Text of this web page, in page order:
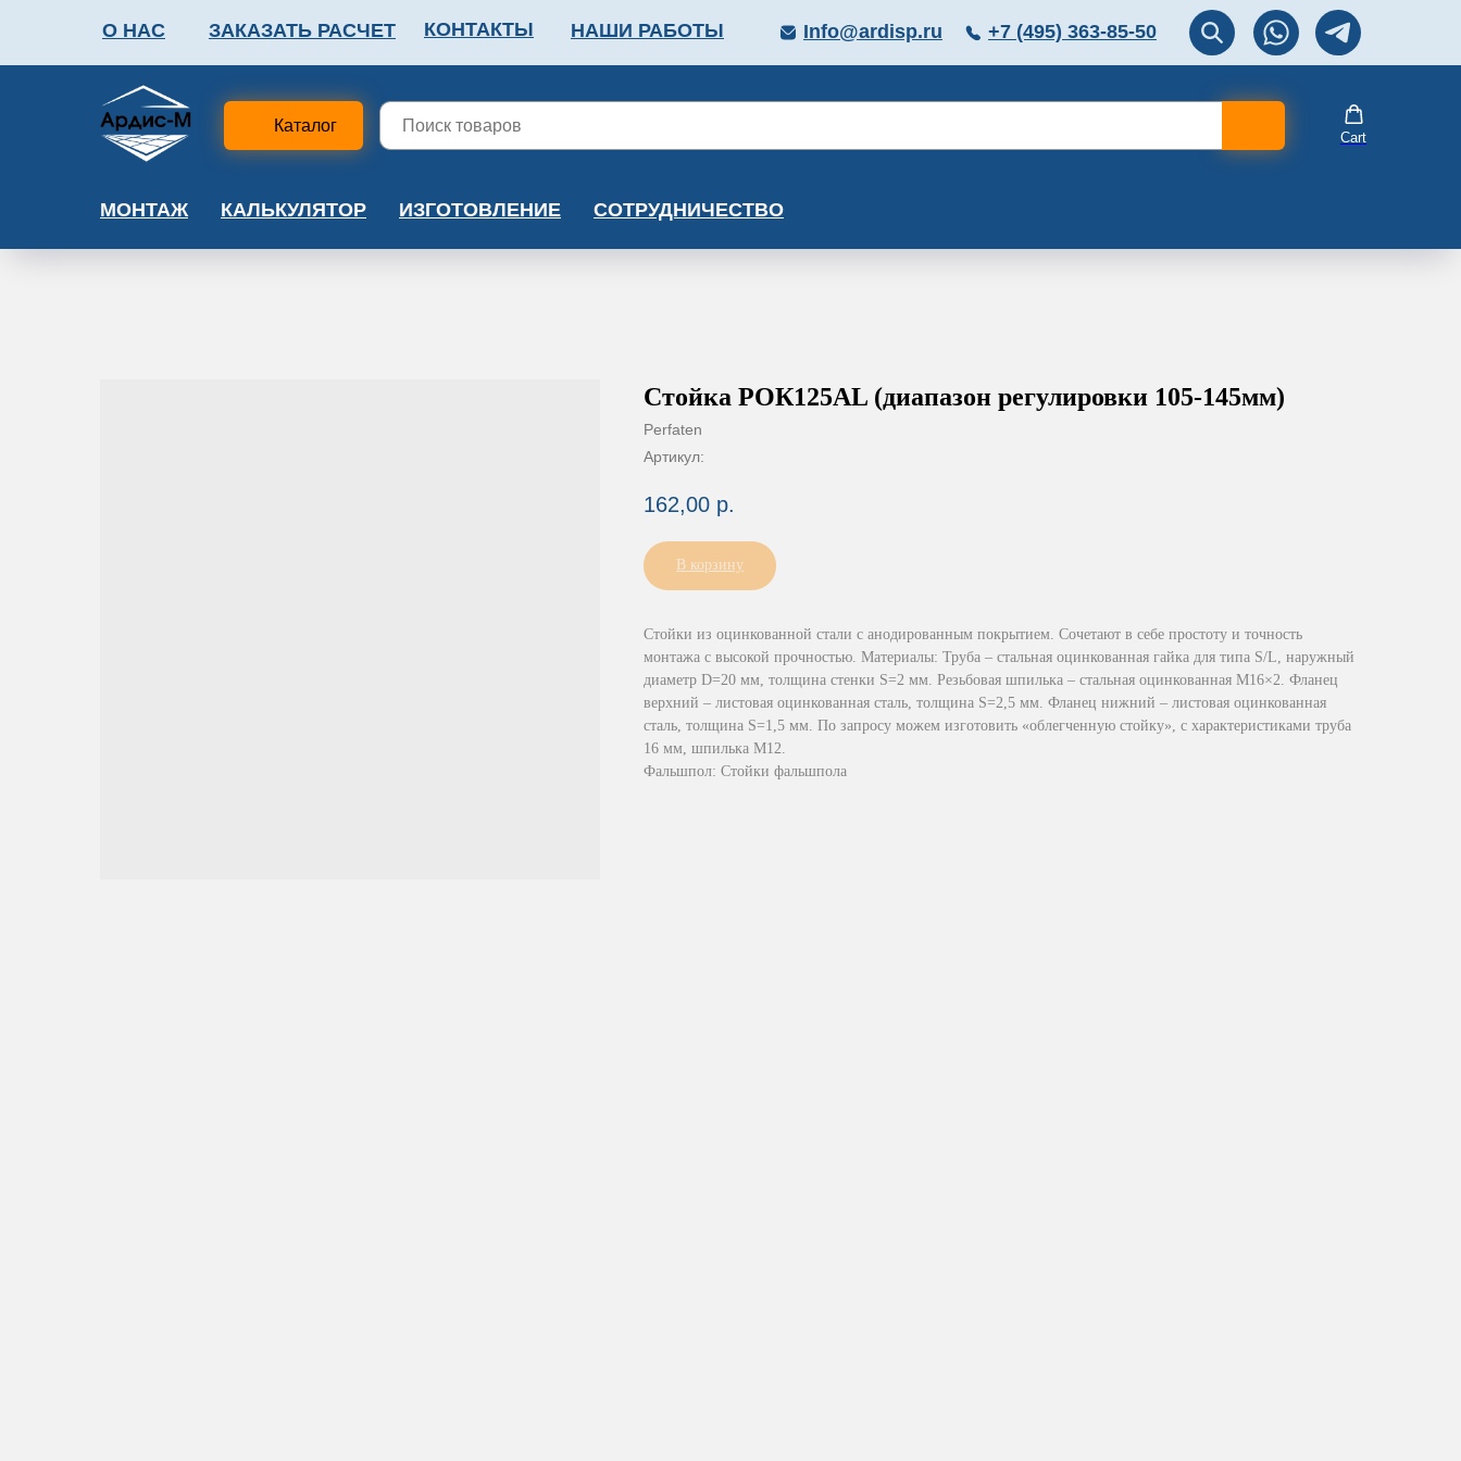
Перезвоните мне!
О НАС ЗАКАЗАТЬ РАСЧЕТ КОНТАКТЫ НАШИ РАБОТЫ +7 (495) 363-85-50
Info@ardisp.ru
ФАЛЬШПОЛ
Каталог
Cart
МОНТАЖ КАЛЬКУЛЯТОР ИЗГОТОВЛЕНИЕ СОТРУДНИЧЕСТВО
Стойка РОК125AL (диапазон регулировки 105-145мм)
Perfaten
Артикул:
162,00 р.
В корзину
Стойки из оцинкованной стали с анодированным покрытием. Сочетают в себе простоту и точность
монтажа с высокой прочностью. Материалы: Труба – стальная оцинкованная гайка для типа S/L, наружный
диаметр D=20 мм, толщина стенки S=2 мм. Резьбовая шпилька – стальная оцинкованная М16×2. Фланец
верхний – листовая оцинкованная сталь, толщина S=2,5 мм. Фланец нижний – листовая оцинкованная
сталь, толщина S=1,5 мм. По запросу можем изготовить «облегченную стойку», с характеристиками труба
16 мм, шпилька М12.
Фальшпол: Стойки фальшпола